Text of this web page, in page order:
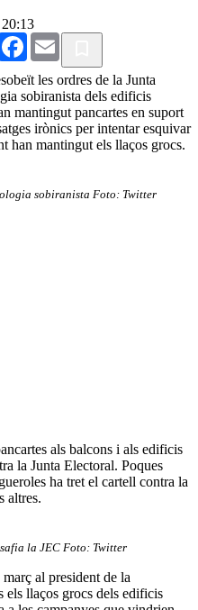
Facebook
Email
les ordres de la Junta
sobiranista dels edificis
mantingut pancartes en suport
irònics per intentar esquivar
han mantingut els llaços grocs.
sobiranista Foto: Twitter
als balcons i als edificis
la Junta Electoral. Poques
ha tret el cartell contra la
altres.
la JEC Foto: Twitter
al president de la
els llaços grocs dels edificis